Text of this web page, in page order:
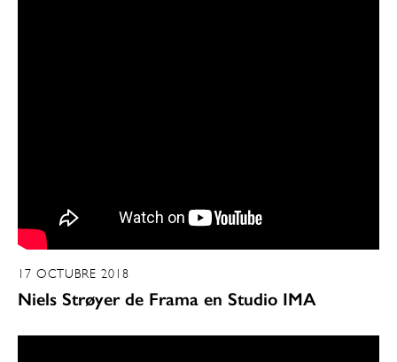
17 OCTUBRE 2018
Niels Strøyer de Frama en Studio IMA